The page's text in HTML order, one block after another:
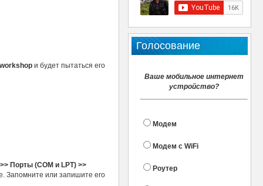
Голосование
Ваше мобильное интернет
устройство?
Модем
Модем с WiFi
Роутер
и будет пытаться его
Порты (COM и LPT) >>
Запомните или запишите его